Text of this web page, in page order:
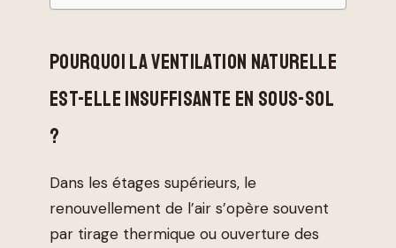
POURQUOI LA VENTILATION NATURELLE
EST-ELLE INSUFFISANTE EN SOUS-SOL
?
Dans les étages supérieurs, le
renouvellement de l’air s’opère souvent
par tirage thermique ou ouverture des